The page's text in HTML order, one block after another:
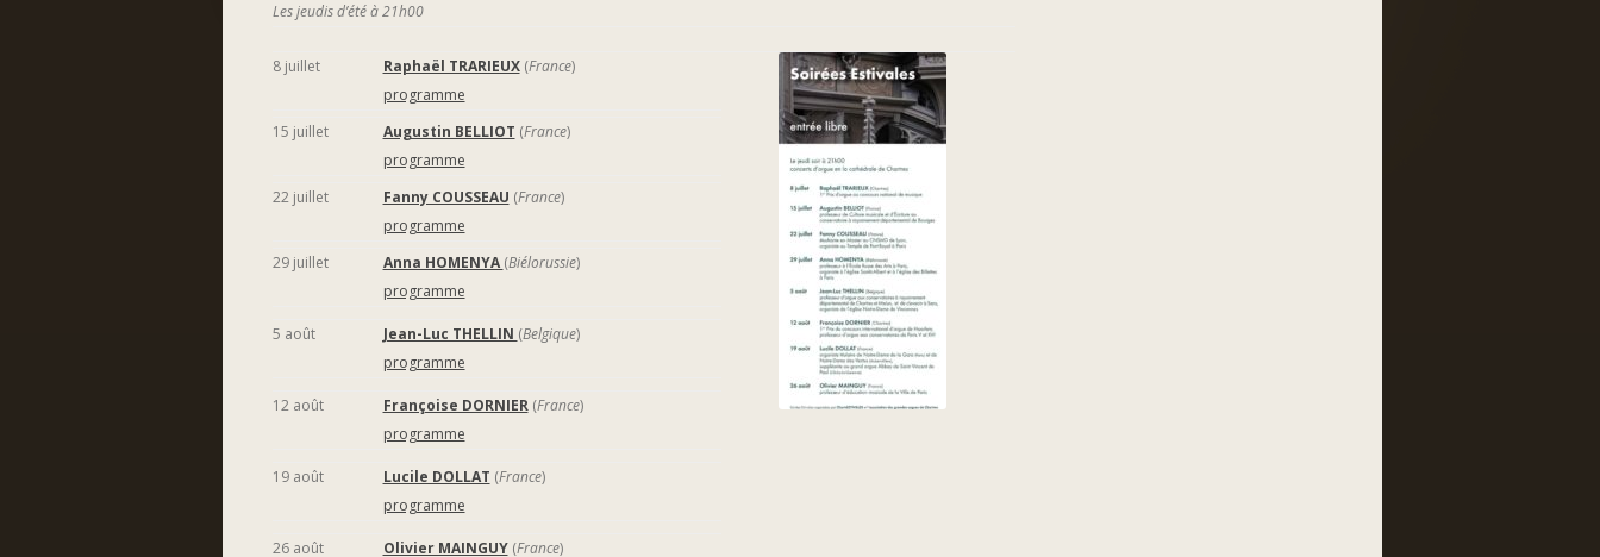
Les jeudis d’été à 21h00
8 juillet Raphaël TRARIEUX(France)
programme
15 juillet
Augustin BELLIOT (France)
programme
22 juillet
Fanny COUSSEAU (France)
programme
29 juillet
Anna HOMENYA (Biélorussie)
programme
5 août Jean-Luc THELLIN (Belgique)
programme
12 août Françoise DORNIER(France)
programme
19 août Lucile DOLLAT (France)
programme
26 août Olivier MAINGUY(France)